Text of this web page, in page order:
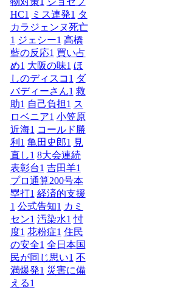
HC1 ミス連発1 タ
カラジェンヌ死亡
1 ジェシー1 高橋
藍の反応1 買い占
め1 大阪の味1 ほ
しのディスコ 1 ダ
バディーさん1 救
助1 自己負担1 ス
ロベニア1 小笠原
近海1 コールド勝
利 1 亀田史郎1 見
直し1 8大会連続
表彰台1 吉田羊1
プロ通算200号本
塁打1 経済的支援
1 公式告知1 カミ
セン1 汚染水1 忖
度1 花粉症1 住民
の安全1 全日本国
民が同じ思い1 不
満爆発1 災害に備
える1